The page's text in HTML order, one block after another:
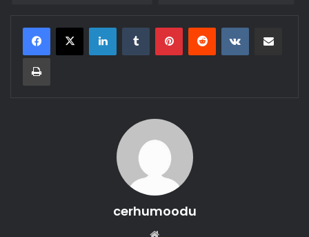
LinkedInTumblr PinterestReddit VKontakte
Print
cerhumoodu